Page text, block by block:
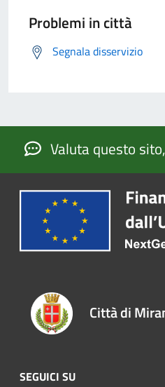
Problemi in città
Segnala disservizio
Valuta questo
Città di
SEGUICI SU